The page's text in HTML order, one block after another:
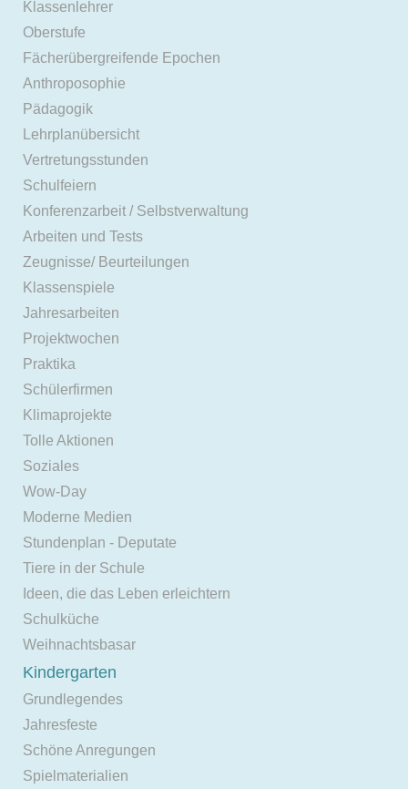
Klassenlehrer
Oberstufe
Fächerübergreifende Epochen
Anthroposophie
Pädagogik
Lehrplanübersicht
Vertretungsstunden
Schulfeiern
Konferenzarbeit / Selbstverwaltung
Arbeiten und Tests
Zeugnisse/ Beurteilungen
Klassenspiele
Jahresarbeiten
Projektwochen
Praktika
Schülerfirmen
Klimaprojekte
Tolle Aktionen
Soziales
Wow-Day
Moderne Medien
Stundenplan - Deputate
Tiere in der Schule
Ideen, die das Leben erleichtern
Schulküche
Weihnachtsbasar
Kindergarten
Grundlegendes
Jahresfeste
Schöne Anregungen
Spielmaterialien